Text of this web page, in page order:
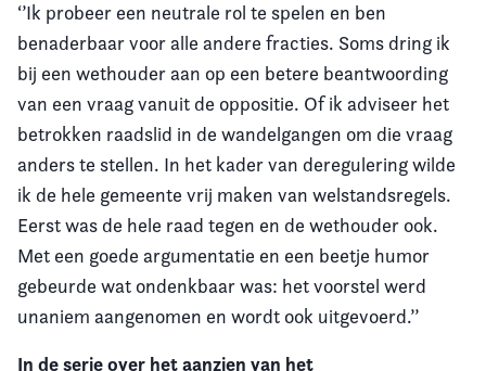
‘’Ik probeer een neutrale rol te spelen en ben
benaderbaar voor alle andere fracties. Soms dring ik
bij een wethouder aan op een betere beantwoording
van een vraag vanuit de oppositie. Of ik adviseer het
betrokken raadslid in de wandelgangen om die vraag
anders te stellen. In het kader van deregulering wilde
ik de hele gemeente vrij maken van welstandsregels.
Eerst was de hele raad tegen en de wethouder ook.
Met een goede argumentatie en een beetje humor
gebeurde wat ondenkbaar was: het voorstel werd
unaniem aangenomen en wordt ook uitgevoerd.’’
In de serie over het aanzien van het